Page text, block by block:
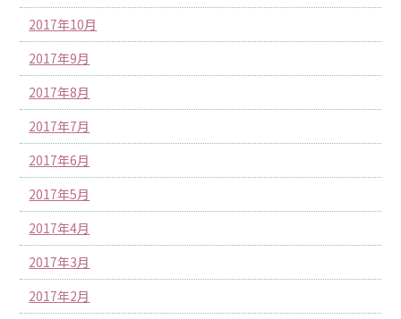
2017年10月
2017年9月
2017年8月
2017年7月
2017年6月
2017年5月
2017年4月
2017年3月
2017年2月